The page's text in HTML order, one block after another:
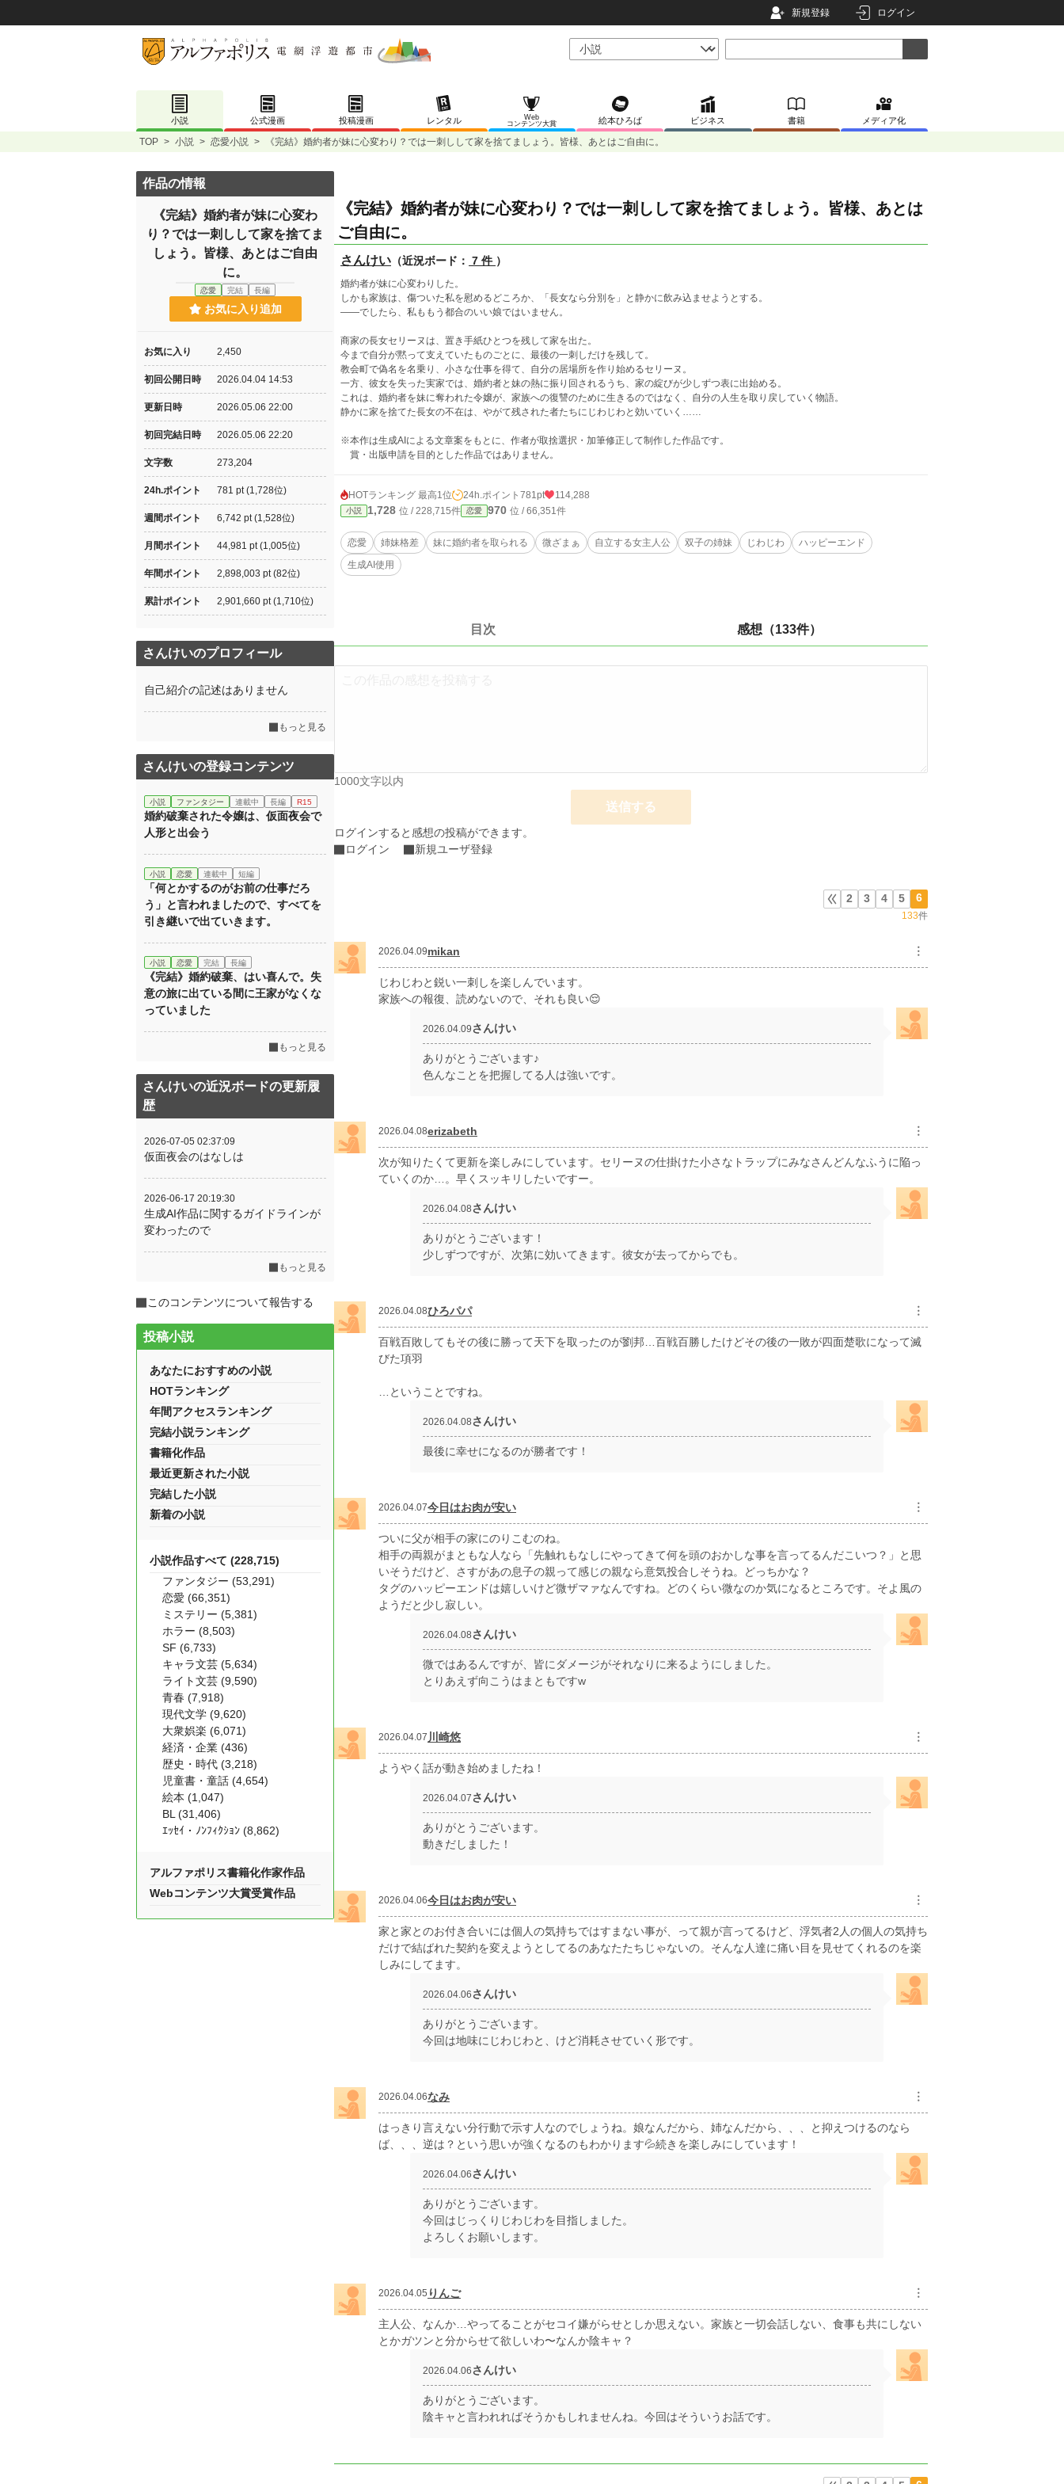
新規登録 ログイン
小説 公式漫画 投稿漫画 レンタル
Web
コンテンツ大賞
絵本ひろば ビジネス 書籍 メディア化
TOP > 小説 > 恋愛小説 > 《完結》婚約者が妹に心変わり？では一刺しして家を捨てましょう。皆様、あとはご自由に。
《完結》婚約者が妹に心変わり？では一刺しして家を捨てましょう。皆様、あとは
ご自由に。
さんけい （近況ボード： 7 件 ）
婚約者が妹に心変わりした。
しかも家族は、傷ついた私を慰めるどころか、「長女なら分別を」と静かに飲み込ませようとする。
――でしたら、私ももう都合のいい娘ではいません。
商家の長女セリーヌは、置き手紙ひとつを残して家を出た。
今まで自分が黙って支えていたものごとに、最後の一刺しだけを残して。
教会町で偽名を名乗り、小さな仕事を得て、自分の居場所を作り始めるセリーヌ。
一方、彼女を失った実家では、婚約者と妹の熱に振り回されるうち、家の綻びが少しずつ表に出始める。
これは、婚約者を妹に奪われた令嬢が、家族への復讐のために生きるのではなく、自分の人生を取り戻していく物語。
静かに家を捨てた長女の不在は、やがて残された者たちにじわじわと効いていく……
※本作は生成AIによる文章案をもとに、作者が取捨選択・加筆修正して制作した作品です。
賞・出版申請を目的とした作品ではありません。
HOTランキング 最高1位 24h.ポイント 781pt 114,288
小説 1,728 位 / 228,715件 恋愛 970 位 / 66,351件
恋愛 姉妹格差 妹に婚約者を取られる 微ざまぁ 自立する女主人公 双子の姉妹 じわじわ
ハッピーエンド
生成AI使用
目次 感想（133件）
1000文字以内
送信する
ログインすると感想の投稿ができます。
ログイン
新規ユーザ登録
2 3 4 5 6
133件
2026.04.09mikan ︙
じわじわと鋭い一刺しを楽しんでいます。
家族への報復、読めないので、それも良い😌
2026.04.09さんけい
ありがとうございます♪
色んなことを把握してる人は強いです。
2026.04.08erizabeth ︙
次が知りたくて更新を楽しみにしています。セリーヌの仕掛けた小さなトラップにみなさんどんなふうに陥っ
ていくのか…。早くスッキリしたいですー。
2026.04.08さんけい
ありがとうございます！
少しずつですが、次第に効いてきます。彼女が去ってからでも。
2026.04.08ひろパパ ︙
百戦百敗してもその後に勝って天下を取ったのが劉邦…百戦百勝したけどその後の一敗が四面楚歌になって滅
びた項羽
…ということですね。
2026.04.08さんけい
最後に幸せになるのが勝者です！
2026.04.07今日はお肉が安い ︙
ついに父が相手の家にのりこむのね。
相手の両親がまともな人なら「先触れもなしにやってきて何を頭のおかしな事を言ってるんだこいつ？」と思
いそうだけど、さすがあの息子の親って感じの親なら意気投合しそうね。どっちかな？
タグのハッピーエンドは嬉しいけど微ザマァなんですね。どのくらい微なのか気になるところです。そよ風の
ようだと少し寂しい。
2026.04.08さんけい
微ではあるんですが、皆にダメージがそれなりに来るようにしました。
とりあえず向こうはまともですw
2026.04.07 川崎悠 ︙
ようやく話が動き始めましたね！
2026.04.07さんけい
ありがとうございます。
動きだしました！
2026.04.06今日はお肉が安い ︙
家と家とのお付き合いには個人の気持ちではすまない事が、って親が言ってるけど、浮気者2人の個人の気持ち
だけで結ばれた契約を変えようとしてるのあなたたちじゃないの。そんな人達に痛い目を見せてくれるのを楽
しみにしてます。
2026.04.06さんけい
ありがとうございます。
今回は地味にじわじわと、けど消耗させていく形です。
2026.04.06なみ ︙
はっきり言えない分行動で示す人なのでしょうね。娘なんだから、姉なんだから、、、と抑えつけるのなら
ば、、、逆は？という思いが強くなるのもわかります💦続きを楽しみにしています！
2026.04.06さんけい
ありがとうございます。
今回はじっくりじわじわを目指しました。
よろしくお願いします。
2026.04.05 りんご ︙
主人公、なんか…やってることがセコイ嫌がらせとしか思えない。家族と一切会話しない、食事も共にしない
とかガツンと分からせて欲しいわ〜なんか陰キャ？
2026.04.06さんけい
ありがとうございます。
陰キャと言われればそうかもしれませんね。今回はそういうお話です。
作品の情報
《完結》婚約者が妹に心変わ
り？では一刺しして家を捨てま
しょう。皆様、あとはご自由
に。
恋愛 完結 長編
お気に入り追加
お気に入り 2,450
初回公開日時 2026.04.04 14:53
更新日時 2026.05.06 22:00
初回完結日時 2026.05.06 22:20
文字数 273,204
24h.ポイント 781 pt (1,728位)
週間ポイント 6,742 pt (1,528位)
月間ポイント 44,981 pt (1,005位)
年間ポイント 2,898,003 pt (82位)
累計ポイント 2,901,660 pt (1,710位)
さんけいのプロフィール
自己紹介の記述はありません
もっと見る
さんけいの登録コンテンツ
小説 ファンタジー 連載中 長編 R15
婚約破棄された令嬢は、仮面夜会で
人形と出会う
小説 恋愛 連載中 短編
「何とかするのがお前の仕事だろ
う」と言われましたので、すべてを
引き継いで出ていきます。
小説 恋愛 完結 長編
《完結》婚約破棄、はい喜んで。失
意の旅に出ている間に王家がなくな
っていました
もっと見る
さんけいの近況ボードの更新履
歴
2026-07-05 02:37:09
仮面夜会のはなしは
2026-06-17 20:19:30
生成AI作品に関するガイドラインが
変わったので
もっと見る
このコンテンツについて報告する
投稿小説
あなたにおすすめの小説
HOTランキング
年間アクセスランキング
完結小説ランキング
書籍化作品
最近更新された小説
完結した小説
新着の小説
小説作品すべて (228,715)
ファンタジー (53,291)
恋愛 (66,351)
ミステリー (5,381)
ホラー (8,503)
SF (6,733)
キャラ文芸 (5,634)
ライト文芸 (9,590)
青春 (7,918)
現代文学 (9,620)
大衆娯楽 (6,071)
経済・企業 (436)
歴史・時代 (3,218)
児童書・童話 (4,654)
絵本 (1,047)
BL (31,406)
ｴｯｾｲ・ﾉﾝﾌｨｸｼｮﾝ (8,862)
アルファポリス書籍化作家作品
Webコンテンツ大賞受賞作品